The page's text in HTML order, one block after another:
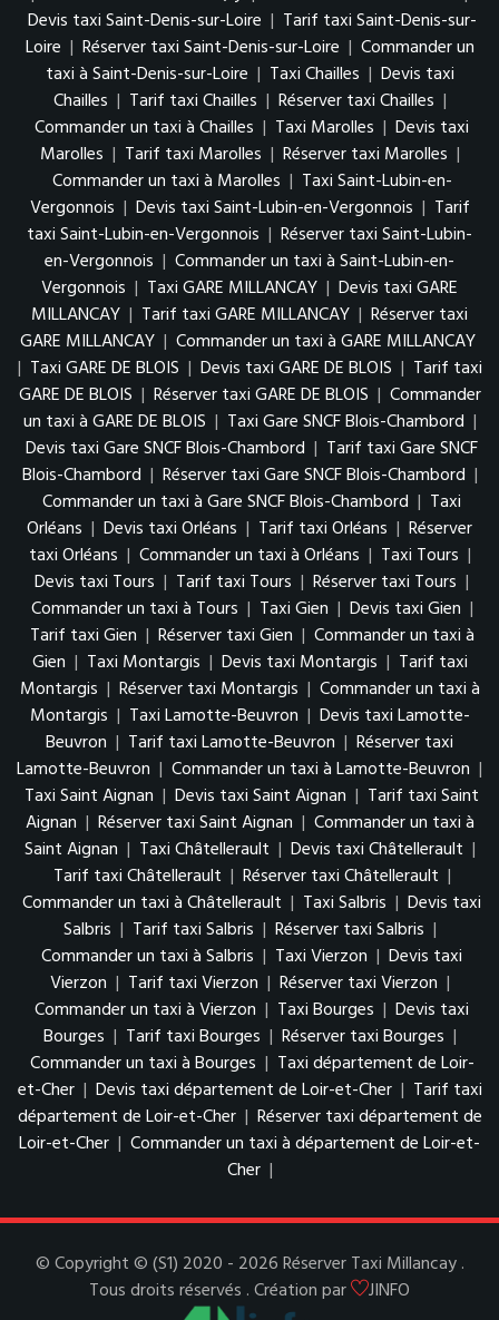
Devis taxi Saint-Denis-sur-Loire | Tarif taxi Saint-Denis-sur-
Loire | Réserver taxi Saint-Denis-sur-Loire | Commander un
taxi à Saint-Denis-sur-Loire | Taxi Chailles | Devis taxi
Chailles | Tarif taxi Chailles | Réserver taxi Chailles |
Commander un taxi à Chailles | Taxi Marolles | Devis taxi
Marolles | Tarif taxi Marolles | Réserver taxi Marolles |
Commander un taxi à Marolles | Taxi Saint-Lubin-en-
Vergonnois | Devis taxi Saint-Lubin-en-Vergonnois | Tarif
taxi Saint-Lubin-en-Vergonnois | Réserver taxi Saint-Lubin-
en-Vergonnois | Commander un taxi à Saint-Lubin-en-
Vergonnois | Taxi GARE MILLANCAY | Devis taxi GARE
MILLANCAY | Tarif taxi GARE MILLANCAY | Réserver taxi
GARE MILLANCAY | Commander un taxi à GARE MILLANCAY
| Taxi GARE DE BLOIS | Devis taxi GARE DE BLOIS | Tarif taxi
GARE DE BLOIS | Réserver taxi GARE DE BLOIS | Commander
un taxi à GARE DE BLOIS | Taxi Gare SNCF Blois-Chambord |
Devis taxi Gare SNCF Blois-Chambord | Tarif taxi Gare SNCF
Blois-Chambord | Réserver taxi Gare SNCF Blois-Chambord |
Commander un taxi à Gare SNCF Blois-Chambord | Taxi
Orléans | Devis taxi Orléans | Tarif taxi Orléans | Réserver
taxi Orléans | Commander un taxi à Orléans | Taxi Tours |
Devis taxi Tours | Tarif taxi Tours | Réserver taxi Tours |
Commander un taxi à Tours | Taxi Gien | Devis taxi Gien |
Tarif taxi Gien | Réserver taxi Gien | Commander un taxi à
Gien | Taxi Montargis | Devis taxi Montargis | Tarif taxi
Montargis | Réserver taxi Montargis | Commander un taxi à
Montargis | Taxi Lamotte-Beuvron | Devis taxi Lamotte-
Beuvron | Tarif taxi Lamotte-Beuvron | Réserver taxi
Lamotte-Beuvron | Commander un taxi à Lamotte-Beuvron |
Taxi Saint Aignan | Devis taxi Saint Aignan | Tarif taxi Saint
Aignan | Réserver taxi Saint Aignan | Commander un taxi à
Saint Aignan | Taxi Châtellerault | Devis taxi Châtellerault |
Tarif taxi Châtellerault | Réserver taxi Châtellerault |
Commander un taxi à Châtellerault | Taxi Salbris | Devis taxi
Salbris | Tarif taxi Salbris | Réserver taxi Salbris |
Commander un taxi à Salbris | Taxi Vierzon | Devis taxi
Vierzon | Tarif taxi Vierzon | Réserver taxi Vierzon |
Commander un taxi à Vierzon | Taxi Bourges | Devis taxi
Bourges | Tarif taxi Bourges | Réserver taxi Bourges |
Commander un taxi à Bourges | Taxi département de Loir-
et-Cher | Devis taxi département de Loir-et-Cher | Tarif taxi
département de Loir-et-Cher | Réserver taxi département de
Loir-et-Cher | Commander un taxi à département de Loir-et-
Cher |
© Copyright © (S1) 2020 - 2026 Réserver Taxi Millancay .
Tous droits réservés . Création par
JINFO